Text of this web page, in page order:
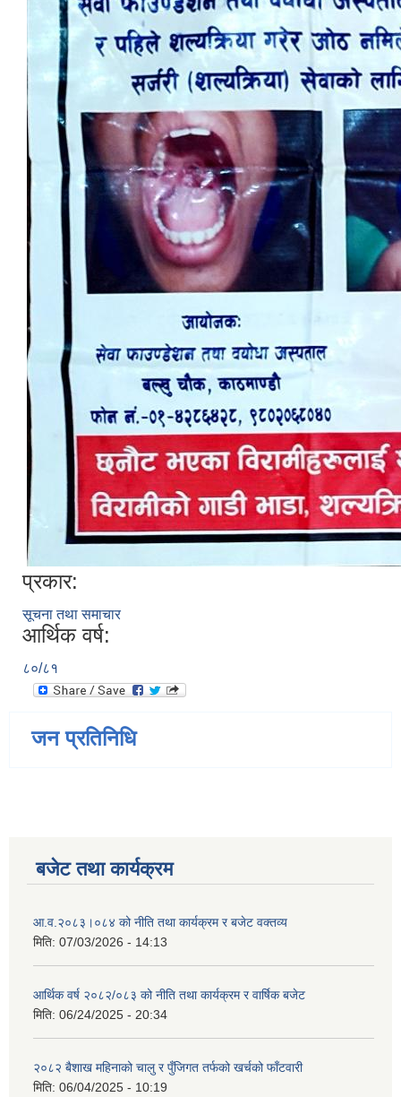
प्रकार:
सूचना तथा समाचार
आर्थिक वर्ष:
८०/८१
जन प्रतिनिधि
बजेट तथा कार्यक्रम
आ.व.२०८३।०८४ को नीति तथा कार्यक्रम र बजेट वक्तव्य
मिति: 07/03/2026 - 14:13
आर्थिक वर्ष २०८२/०८३ को नीति तथा कार्यक्रम र वार्षिक बजेट
मिति: 06/24/2025 - 20:34
२०८२ बैशाख महिनाको चालु र पुँजिगत तर्फको खर्चको फाँटवारी
मिति: 06/04/2025 - 10:19